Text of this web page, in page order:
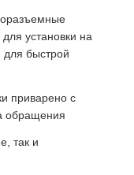
установки на
для быстрой
приварено с
обращения
так и